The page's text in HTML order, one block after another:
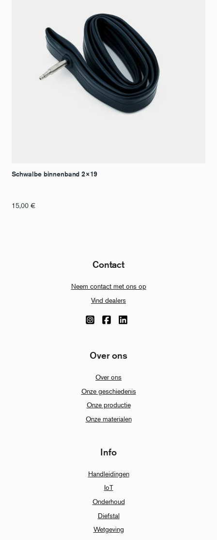
Schwalbe binnenband 2×19
15,00 €
Contact
Neem contact met ons op
Vind dealers
Over ons
Over ons
Onze geschiedenis
Onze productie
Onze materialen
Info
Handleidingen
IoT
Onderhoud
Diefstal
Wetgeving